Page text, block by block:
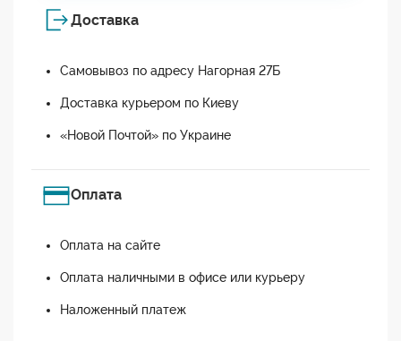
Доставка
Самовывоз по адресу Нагорная 27Б
Доставка курьером по Киеву
«Новой Почтой» по Украине
Оплата
Оплата на сайте
Оплата наличными в офисе или курьеру
Наложенный платеж